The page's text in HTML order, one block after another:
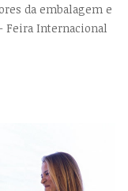
da embalagem e
Feira Internacional